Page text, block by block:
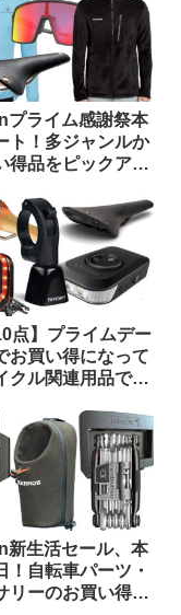
プライム感謝祭本
ト！多ジャンルか
得品をピックアッ
点】プライムデー
お買い得になって
クル関連用品で未
した
新生活セール、本
！自転車パーツ・
リーのお買い得品